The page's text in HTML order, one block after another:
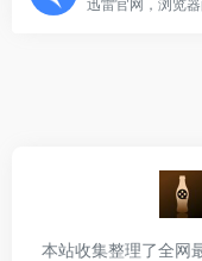
迅雷官网，浏览
本站收集整理了全网